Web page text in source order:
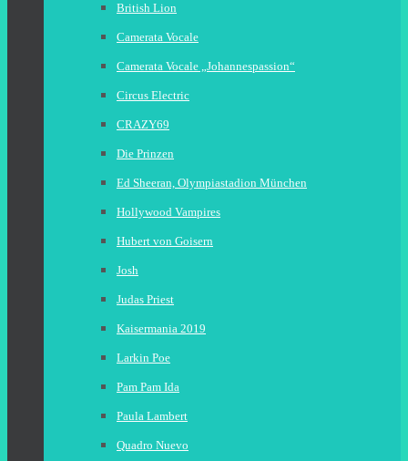
British Lion
Camerata Vocale
Camerata Vocale „Johannespassion“
Circus Electric
CRAZY69
Die Prinzen
Ed Sheeran, Olympiastadion München
Hollywood Vampires
Hubert von Goisern
Josh
Judas Priest
Kaisermania 2019
Larkin Poe
Pam Pam Ida
Paula Lambert
Quadro Nuevo